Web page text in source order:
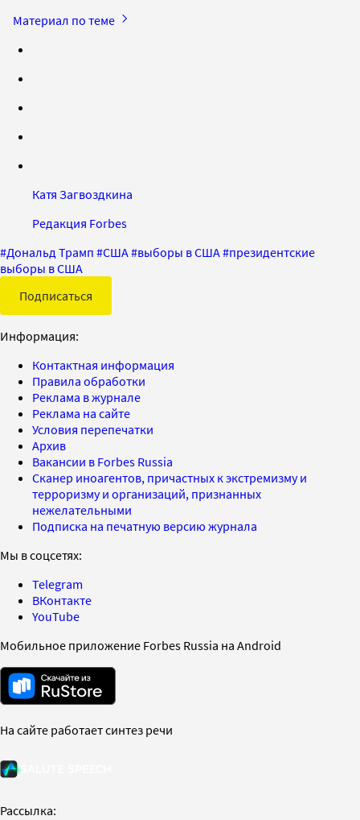
Материал по теме
Катя Загвоздкина
Редакция Forbes
#Дональд Трамп #США#выборы в США#президентские
выборы в США
Подписаться
Информация:
Контактная информация
Правила обработки
Реклама в журнале
Реклама на сайте
Условия перепечатки
Архив
Вакансии в Forbes Russia
Сканер иноагентов, причастных к экстремизму и
терроризму и организаций, признанных
нежелательными
Подписка на печатную версию журнала
Мы в соцсетях:
Telegram
ВКонтакте
YouTube
Мобильное приложение Forbes Russia на Android
На сайте работает синтез речи
Рассылка: